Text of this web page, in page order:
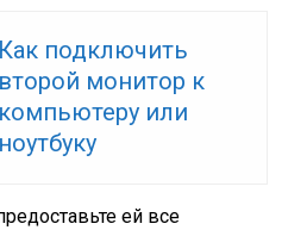
Как подключить
второй монитор к
компьютеру или
ноутбуку
ей все